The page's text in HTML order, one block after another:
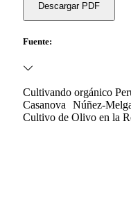
Descargar PDF
Fuente:
Cultivando orgánico
Casanova Núñez-
Cultivo de Olivo en la